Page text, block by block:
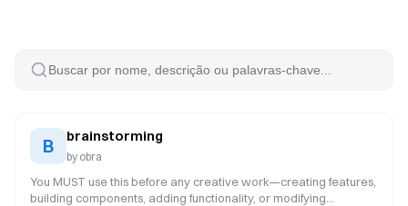
peekaboo (id: 129)
B brainstorming
by obra
You MUST use this before any creative work—creating features,
building components, adding functionality, or modifying